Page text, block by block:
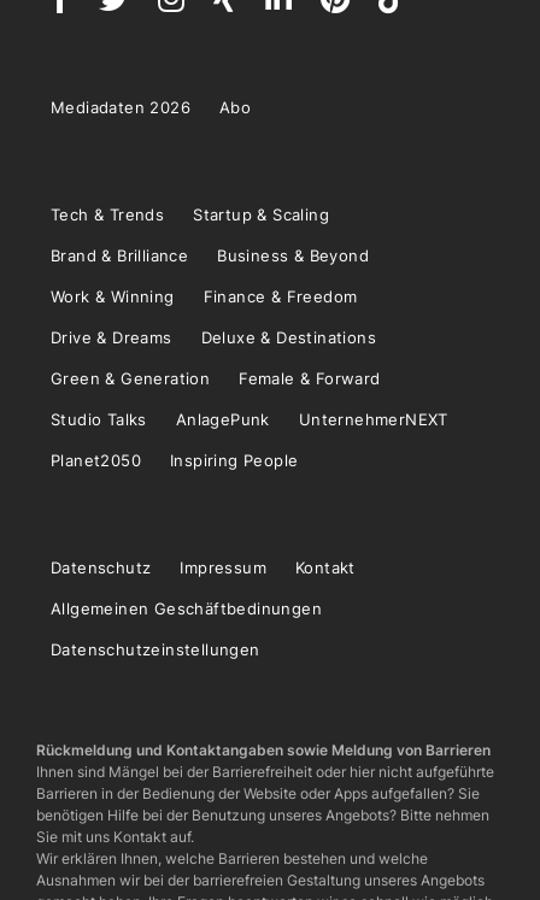
Mediadaten 2026 Abo
Tech & Trends Startup & Scaling
Brand & Brilliance Business & Beyond
Work & Winning Finance & Freedom
Drive & Dreams Deluxe & Destinations
Green & Generation Female & Forward
Studio Talks AnlagePunk UnternehmerNEXT
Planet2050 Inspiring People
Datenschutz Impressum Kontakt
Allgemeinen Geschäftbedinungen
Datenschutzeinstellungen
Rückmeldung und Kontaktangaben sowie Meldung von Barrieren
Ihnen sind Mängel bei der Barrierefreiheit oder hier nicht aufgeführte
Barrieren in der Bedienung der Website oder Apps aufgefallen? Sie
benötigen Hilfe bei der Benutzung unseres Angebots? Bitte nehmen
Sie mit uns Kontakt auf.
Wir erklären Ihnen, welche Barrieren bestehen und welche
Ausnahmen wir bei der barrierefreien Gestaltung unseres Angebots